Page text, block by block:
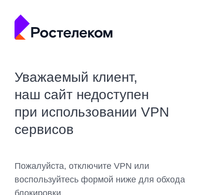
Уважаемый клиент,
наш сайт недоступен
при использовании VPN
сервисов
Пожалуйста, отключите VPN или
воспользуйтесь формой ниже для обхода